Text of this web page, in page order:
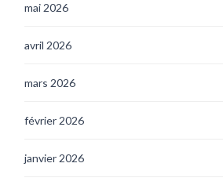
mai 2026
avril 2026
mars 2026
février 2026
janvier 2026